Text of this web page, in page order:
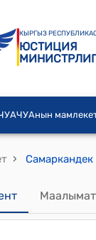
КЫРГЫЗ
ЮСТИЦИЯ
ЧУАнын
›